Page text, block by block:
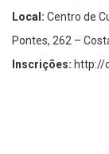
Local: Centro de
Pontes, 262 –
Inscrições: http://